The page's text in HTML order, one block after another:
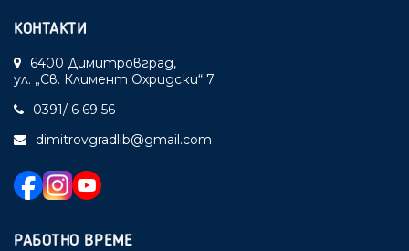
КОНТАКТИ
6400 Димитровград,
ул. „Св. Климент Охридски“ 7
0391/ 6 69 56
dimitrovgradlib@gmail.com
РАБОТНО ВРЕМЕ